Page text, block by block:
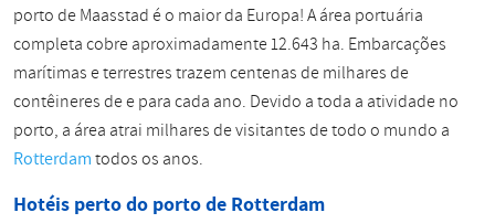
porto de Maasstad é o maior da Europa! A área portuária
completa cobre aproximadamente 12.643 ha. Embarcações
marítimas e terrestres trazem centenas de milhares de
contêineres de e para cada ano. Devido a toda a atividade no
porto, a área atrai milhares de visitantes de todo o mundo a
Rotterdamtodos os anos.
Hotéis perto do porto de Rotterdam